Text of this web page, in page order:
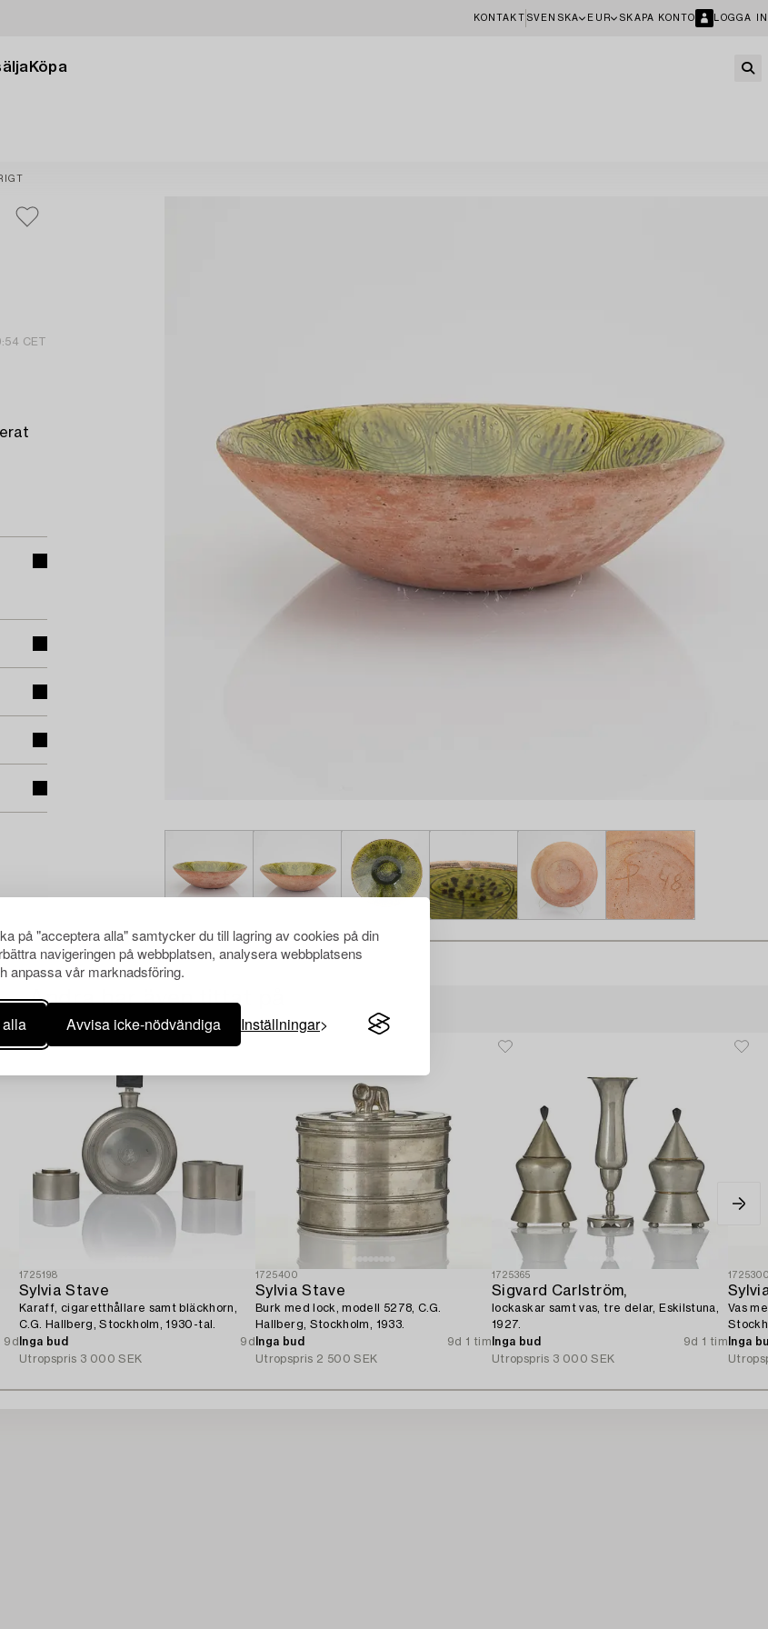
på "acceptera alla" samtycker du till lagring av cookies på din
navigeringen på webbplatsen, analysera webbplatsens
anpassa vår marknadsföring.
Avvisa icke-nödvändiga Inställningar
KONTAKT SVENSKA EUR SKAPA KONTO LOGGA IN
Köpa
CET
Andra har även tittat på
9d
1725198
Sylvia Stave
Karaff, cigaretthållare samt bläckhorn,
C.G. Hallberg, Stockholm, 1930-tal.
Inga bud
9d
Utropspris 3 000 SEK
1725400
Sylvia Stave
Burk med lock, modell 5278, C.G.
Hallberg, Stockholm, 1933.
Inga bud
9d 1 tim
Utropspris 2 500 SEK
1725365
Sigvard Carlström,
lockaskar samt vas, tre delar, Eskilstuna,
1927.
Inga bud
9d 1 tim
Utropspris 3 000 SEK
Vas
Inga